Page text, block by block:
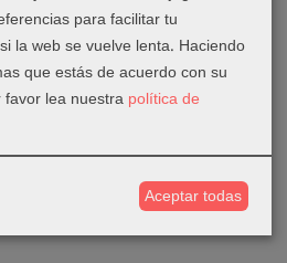
para facilitar tu
la web se vuelve lenta. Haciendo
que estás de acuerdo con su
lea nuestra política de
Aceptar todas